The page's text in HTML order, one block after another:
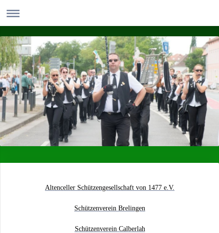
Altenceller Schützengesellschaft von 1477 e.V.
Schützenverein Brelingen
Schützenverein Calberlah